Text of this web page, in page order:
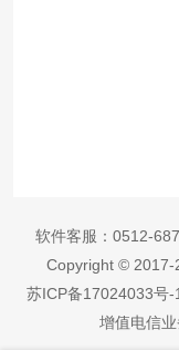
软件客服： 0512-
Copyright ©
苏ICP备17024033号-1
增值电信